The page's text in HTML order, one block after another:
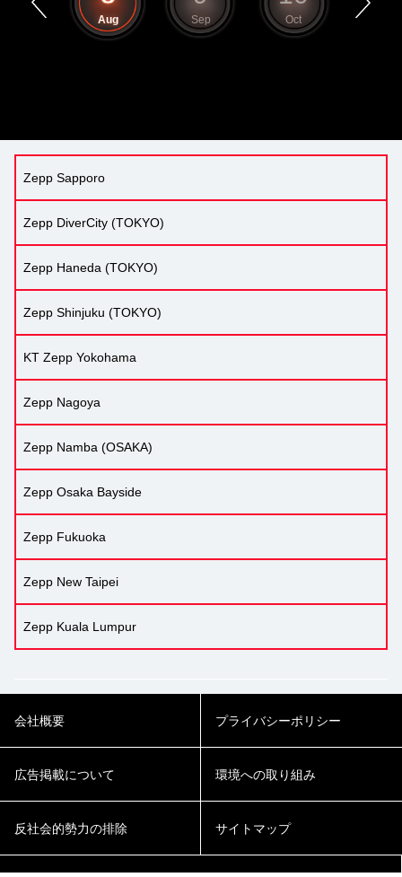
Aug Sep Oct
Zepp Sapporo
Zepp DiverCity (TOKYO)
Zepp Haneda (TOKYO)
Zepp Shinjuku (TOKYO)
KT Zepp Yokohama
Zepp Nagoya
Zepp Namba (OSAKA)
Zepp Osaka Bayside
Zepp Fukuoka
Zepp New Taipei
Zepp Kuala Lumpur
会社概要 プライバシーポリシー
広告掲載について 環境への取り組み
反社会的勢力の排除 サイトマップ